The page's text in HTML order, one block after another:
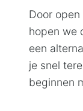
Door
hopen we
een
je snel
beginnen